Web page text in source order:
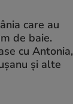
care au
de baie.
cu Antonia,
și alte